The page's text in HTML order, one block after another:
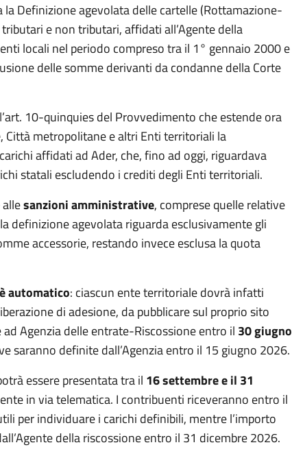
la Definizione agevolata delle cartelle (Rottamazione-
e non tributari, affidati all’Agente della
locali nel periodo compreso tra il 1° gennaio 2000 e
delle somme derivanti da condanne della Corte
10-quinquies del Provvedimento che estende ora
Città metropolitane e altri Enti territoriali la
affidati ad Ader, che, fino ad oggi, riguardava
statali escludendo i crediti degli Enti territoriali.
sanzioni amministrative, comprese quelle relative
definizione agevolata riguarda esclusivamente gli
accessorie, restando invece esclusa la quota
automatico: ciascun ente territoriale dovrà infatti
di adesione, da pubblicare sul proprio sito
Agenzia delle entrate-Riscossione entro il 30 giugno
saranno definite dall’Agenzia entro il 15 giugno 2026.
essere presentata tra il 16 settembre e il 31
in via telematica. I contribuenti riceveranno entro il
per individuare i carichi definibili, mentre l’importo
della riscossione entro il 31 dicembre 2026.